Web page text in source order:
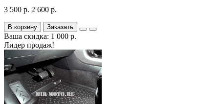
3 500 р. 2 600 р.
В корзину Заказать
Ваша скидка: 1 000 р.
Лидер продаж!